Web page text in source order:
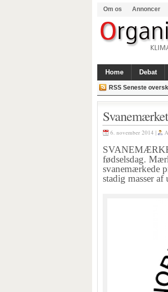
Om os Annoncer
Home Debat
RSS Seneste
6. november 2014 |
fødselsdag.
svanemærkede
stadig masser